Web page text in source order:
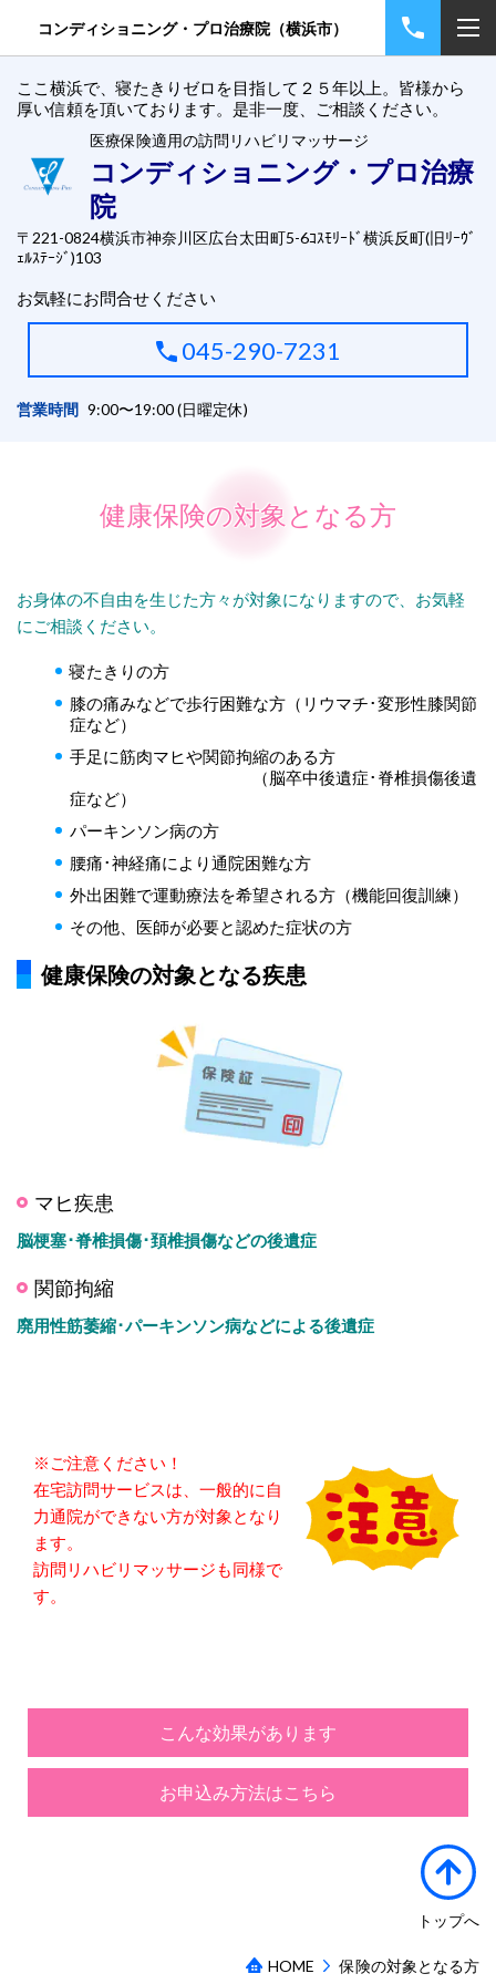
コンディショニング・プロ治療院（横浜市）
ここ横浜で、寝たきりゼロを目指して２５年以上。皆様から
厚い信頼を頂いております。是非一度、ご相談ください。
医療保険適用の訪問リハビリマッサージ
コンディショニング・プロ治療
院
〒221-0824横浜市神奈川区広台太田町5-6ｺｽﾓﾘｰﾄﾞ横浜反町(旧ﾘｰｳﾞ
ｪﾙｽﾃｰｼﾞ)103
お気軽にお問合せください
045-290-7231
営業時間 9:00〜19:00 (日曜定休)
健康保険の対象となる方
お身体の不自由を生じた方々が対象になりますので、お気軽
にご相談ください。
寝たきりの方
膝の痛みなどで歩行困難な方（リウマチ･変形性膝関節
症など）
手足に筋肉マヒや関節拘縮のある方
（脳卒中後遺症･脊椎損傷後遺
症など）
パーキンソン病の方
腰痛･神経痛により通院困難な方
外出困難で運動療法を希望される方（機能回復訓練）
その他、医師が必要と認めた症状の方
健康保険の対象となる疾患
マヒ疾患
脳梗塞･脊椎損傷･頚椎損傷などの後遺症
関節拘縮
廃用性筋萎縮･パーキンソン病などによる後遺症
※ご注意ください！
在宅訪問サービスは、一般的に自
力通院ができない方が対象となり
ます。
訪問リハビリマッサージも同様で
す。
こんな効果があります
お申込み方法はこちら
トップへ
HOME 保険の対象となる方